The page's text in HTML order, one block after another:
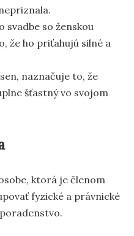
svadbe so ženskou
že ho priťahujú silné a
naznačuje to, že
šťastný vo svojom
ktorá je členom
fyzické a právnické